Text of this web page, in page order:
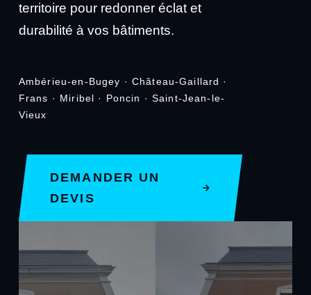
territoire pour redonner éclat et
durabilité à vos bâtiments.
Ambérieu-en-Bugey · Château-Gaillard ·
Frans · Miribel · Poncin · Saint-Jean-le-
Vieux
DEMANDER UN
DEVIS